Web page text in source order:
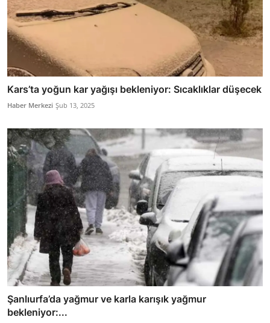
Kars’ta yoğun kar yağışı bekleniyor: Sıcaklıklar düşecek
Haber Merkezi Şub 13, 2025
Şanlıurfa’da yağmur ve karla karışık yağmur
bekleniyor:...